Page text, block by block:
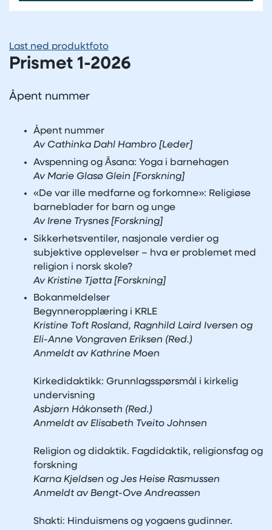
Last ned produktfoto
Prismet 1-2026
Åpent nummer
Åpent nummer
Av Cathinka Dahl Hambro [Leder]
Avspenning og Āsana: Yoga i barnehagen
Av Marie Glasø Glein [Forskning]
«De var ille medfarne og forkomne»: Religiøse
barneblader for barn og unge
Av Irene Trysnes [Forskning]
Sikkerhetsventiler, nasjonale verdier og
subjektive opplevelser – hva er problemet med
religion i norsk skole?
Av Kristine Tjøtta [Forskning]
Bokanmeldelser
Begynneropplæring i KRLE
Kristine Toft Rosland, Ragnhild Laird Iversen og
Eli-Anne Vongraven Eriksen (Red.)
Anmeldt av Kathrine Moen
Kirkedidaktikk: Grunnlagsspørsmål i kirkelig
undervisning
Asbjørn Håkonseth (Red.)
Anmeldt av Elisabeth Tveito Johnsen
Religion og didaktik. Fagdidaktik, religionsfag og
forskning
Karna Kjeldsen og Jes Heise Rasmussen
Anmeldt av Bengt-Ove Andreassen
Shakti: Hinduismens og yogaens gudinner.